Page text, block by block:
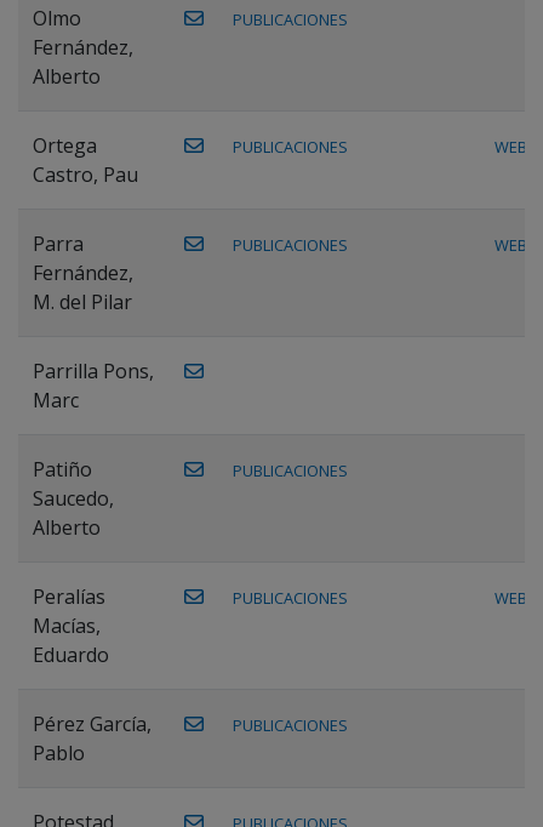
Olmo
Fernández,
Alberto
PUBLICACIONES
Ortega
Castro, Pau
PUBLICACIONES WEB
Parra
Fernández,
M. del Pilar
PUBLICACIONES WEB
Parrilla Pons,
Marc
Patiño
Saucedo,
Alberto
PUBLICACIONES
Peralías
Macías,
Eduardo
PUBLICACIONES WEB
Pérez García,
Pablo
PUBLICACIONES